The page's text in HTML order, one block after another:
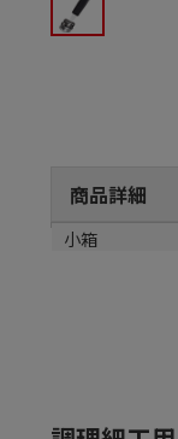
商品詳細
商品説明
メーカー品番
材質
小箱